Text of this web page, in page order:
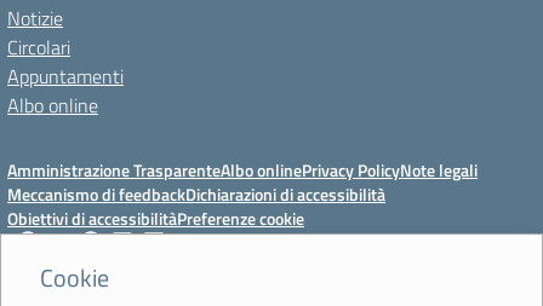
Cookie
Notizie
Circolari
Appuntamenti
Albo online
Amministrazione TrasparenteAlbo onlinePrivacy PolicyNote legali
Meccanismo di feedbackDichiarazioni di accessibilità
Obiettivi di accessibilitàPreferenze cookie